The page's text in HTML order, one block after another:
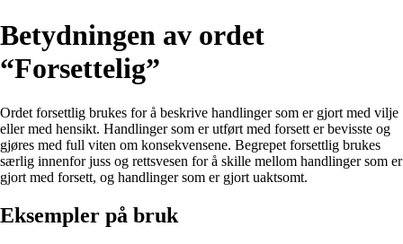
Betydningen av ordet
“Forsettelig”
Ordet forsettlig brukes for å beskrive handlinger som er gjort med vilje
eller med hensikt. Handlinger som er utført med forsett er bevisste og
gjøres med full viten om konsekvensene. Begrepet forsettlig brukes
særlig innenfor juss og rettsvesen for å skille mellom handlinger som er
gjort med forsett, og handlinger som er gjort uaktsomt.
Eksempler på bruk